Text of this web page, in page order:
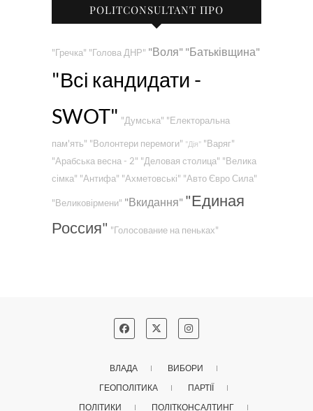
POLITCONSULTANT ПРО
"Гречка" "Голова ДНР" "Воля" "Батьківщина"
"Всі кандидати -
SWOT" "Думська" "Електоральна
пам'ять" "Волонтери перемоги" "Дія" "Варяг"
"Арабська весна - 2" "Деловая столица" "Велика
сімка" "Антифа" "Ахметовські" "Авто Євро Сила"
"Великовірмени" "Вкидання" "Единая
Россия" "Голосование на пеньках"
ВЛАДА
ВИБОРИ
ГЕОПОЛІТИКА
ПАРТІЇ
ПОЛІТИКИ
ПОЛІТКОНСАЛТИНГ